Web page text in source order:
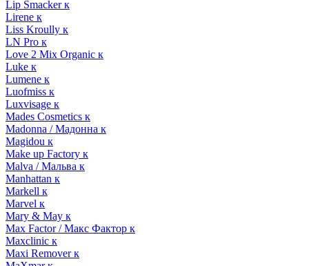
Lip Smacker к
Lirene к
Liss Kroully к
LN Pro к
Love 2 Mix Organic к
Luke к
Lumene к
Luofmiss к
Luxvisage к
Mades Cosmetics к
Madonna / Мадонна к
Magidou к
Make up Factory к
Malva / Мальва к
Manhattan к
Markell к
Marvel к
Mary & May к
Max Factor / Макс Фактор к
Maxclinic к
Maxi Remover к